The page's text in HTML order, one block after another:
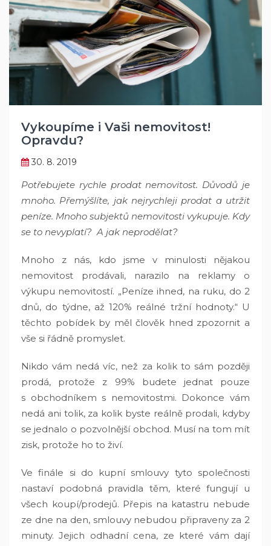
Vykoupíme i Vaši nemovitost!
Opravdu?
30. 8. 2019
Potřebujete rychle prodat nemovitost. Důvodů je
mnoho. Přemýšlíte, jak nejrychleji prodat a utržit
peníze. Mnoho subjektů nemovitosti vykupuje. Kdy
se to nevyplatí? A jak neprodělat?
Mnoho z nás, kdo jsme v minulosti nějakou
nemovitost prodávali, narazilo na reklamy o
výkupu nemovitostí. „Peníze ihned, na ruku, do 2
dnů, do týdne, až 120% reálné tržní hodnoty.“ U
těchto pobídek by měl člověk hned zpozornit a
vše si řádně promyslet.
Nikdo vám nedá víc, než za kolik to sám později
prodá, protože z 99% budete jednat pouze
s obchodníkem s nemovitostmi. Dokonce vám
nedá ani tolik, za kolik byste reálně prodali, kdyby
se jednalo o pozvolnější obchod. Musí na tom mít
zisk, protože ho to živí.
Ve finále si do kupní smlouvy tyto společnosti
nastaví podobná pravidla těm, které fungují u
všech koupí/prodejů. Přepis na katastru nebude
ze dne na den, smlouvy nebudou připraveny za 2
minuty. Jejich odhadní cena, ze které vám dají